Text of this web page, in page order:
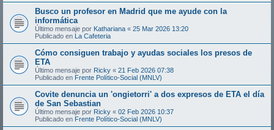
Busco un profesor en Madrid que me ayude con la
informática
Último mensaje por Kathariana « 25 Mar 2026 13:20
Publicado en La Cafeteria
Cómo consiguen trabajo y ayudas sociales los presos de
ETA
Último mensaje por Ricky « 21 Feb 2026 07:38
Publicado en Frente Político-Social (MNLV)
Covite denuncia un 'ongietorri' a dos expresos de ETA el día
de San Sebastian
Último mensaje por Ricky « 02 Feb 2026 10:37
Publicado en Frente Político-Social (MNLV)